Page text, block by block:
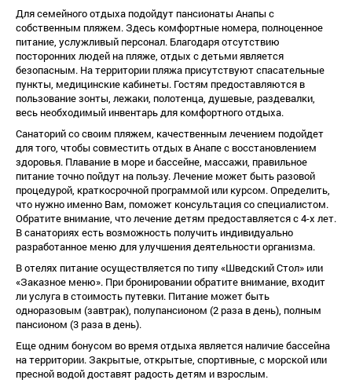
Для семейного отдыха подойдут пансионаты Анапы с
собственным пляжем. Здесь комфортные номера, полноценное
питание, услужливый персонал. Благодаря отсутствию
посторонних людей на пляже, отдых с детьми является
езопасным. На территории пляжа присутствуют спасательные
пункты, медицинские кабинеты. Гостям предоставляются
пользование зонты, лежаки, полотенца, душевые, раздевалки,
есь необходимый инвентарь для комфортного отдыха.
Санаторий со своим пляжем, качественным лечением подойдет
для того, чтобы совместить отдых в Анапе с восстановлением
здоровья. Плавание в море и бассейне, массажи, правильное
питание точно пойдут на пользу. Лечение может быть разовой
процедурой, краткосрочной программой или курсом. Определить,
что нужно именно Вам, поможет консультация со специалистом.
Обратите внимание, что лечение детям предоставляется с 4-х лет.
В санаториях есть возможность получить индивидуально
разработанное меню для улучшения деятельности организма.
В отелях питание осуществляется по типу «Шведский Стол» или
«Заказное меню». При бронировании обратите внимание, входит
ли услуга в стоимость путевки. Питание может быть
одноразовым (завтрак), полупансионом (2 раза в день), полным
пансионом (3 раза в день).
Еще одним бонусом во время отдыха является наличие бассейна
на территории. Закрытые, открытые, спортивные, с морской или
пресной водой доставят радость детям и взрослым.